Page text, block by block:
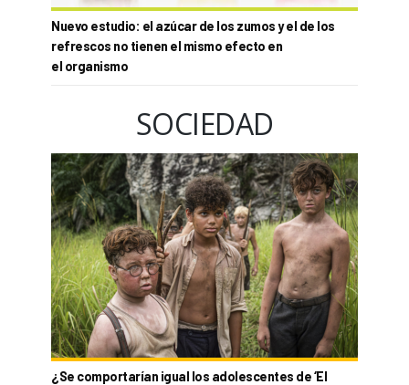
Nuevo estudio: el azúcar de los zumos y el de los
refrescos no tienen el mismo efecto en
el organismo
SOCIEDAD
¿Se comportarían igual los adolescentes de ‘El